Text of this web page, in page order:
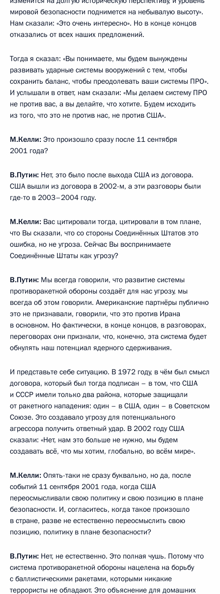
мировой безопасности поднимется на небывалую высоту».
Нам сказали: «Это очень интересно». Но в конце концов
отказались от всех наших предложений.
Тогда я сказал: «Вы понимаете, мы будем вынуждены
развивать ударные системы вооружений с тем, чтобы
сохранить баланс, чтобы преодолевать ваши системы ПРО».
И услышали в ответ, нам сказали: «Мы делаем систему ПРО
не против вас, а вы делайте, что хотите. Будем исходить
из того, что это не против нас, не против США».
М.Келли: Это произошло сразу после 11 сентября
2001 года?
В.Путин: Нет, это было после выхода США из договора.
США вышли из договора в 2002-м, а эти разговоры были
где-то в 2003–2004 году.
М.Келли: Вас цитировали тогда, цитировали в том плане,
что Вы сказали, что со стороны Соединённых Штатов это
ошибка, но не угроза. Сейчас Вы воспринимаете
Соединённые Штаты как угрозу?
В.Путин: Мы всегда говорили, что развитие системы
противоракетной обороны создаёт для нас угрозу, мы
всегда об этом говорили. Американские партнёры публично
это не признавали, говорили, что это против Ирана
в основном. Но фактически, в конце концов, в разговорах,
переговорах они признали, что, конечно, эта система будет
обнулять наш потенциал ядерного сдерживания.
И представьте себе ситуацию. В 1972 году, в чём был смысл
договора, который был тогда подписан – в том, что США
и СССР имели только два района, которые защищали
от ракетного нападения: один – в США, один – в Советском
Союзе. Это создавало угрозу для потенциального
агрессора получить ответный удар. В 2002 году США
сказали: «Нет, нам это больше не нужно, мы будем
создавать всё, что мы хотим, глобально, во всём мире».
М.Келли: Опять-таки не сразу буквально, но да, после
событий 11 сентября 2001 года, когда США
переосмысливали свою политику и свою позицию в плане
безопасности. И, согласитесь, когда такое произошло
в стране, разве не естественно переосмыслить свою
позицию, политику в плане безопасности?
В.Путин: Нет, не естественно. Это полная чушь. Потому что
система противоракетной обороны нацелена на борьбу
с баллистическими ракетами, которыми никакие
террористы не обладают. Это объяснение для домашних